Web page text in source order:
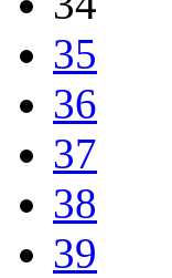
35
36
37
38
39